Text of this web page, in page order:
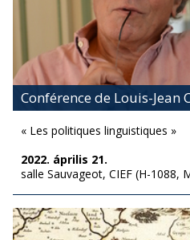
Conférence de Louis-Jean
« Les politiques linguistiques »
2022. április 21.
salle Sauvageot, CIEF (H-1088,